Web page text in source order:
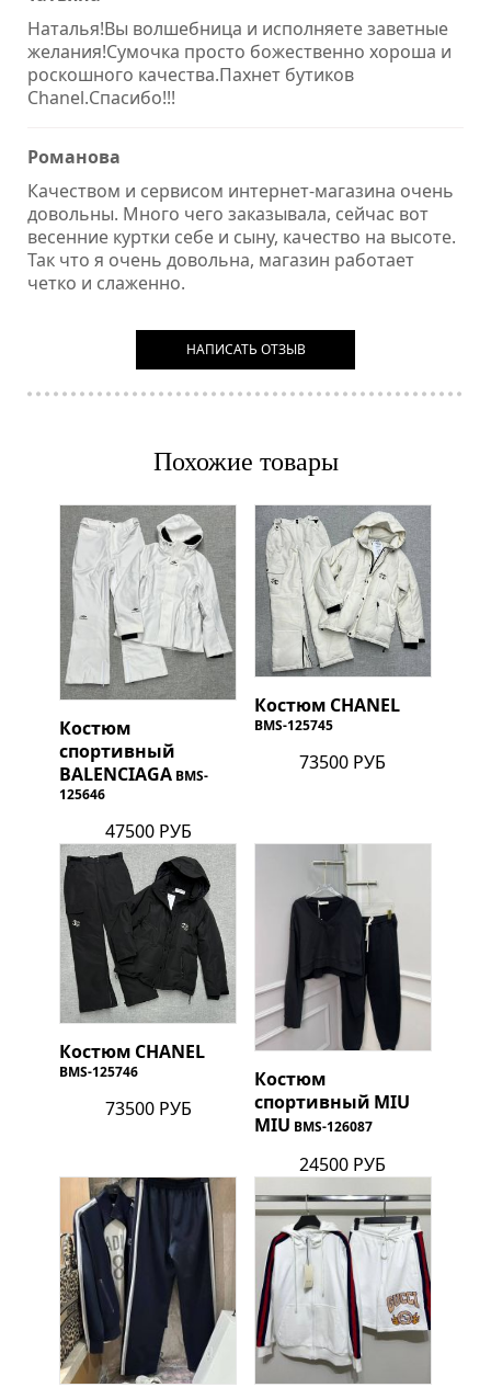
Наталья!Вы волшебница и исполняете заветные
желания!Сумочка просто божественно хороша и
роскошного качества.Пахнет бутиков
Chanel.Спасибо!!!
Романова
Качеством и сервисом интернет-магазина очень
довольны. Много чего заказывала, сейчас вот
весенние куртки себе и сыну, качество на высоте.
Так что я очень довольна, магазин работает
четко и слаженно.
НАПИСАТЬ ОТЗЫВ
Похожие товары
Костюм
спортивный
BALENCIAGA BMS-
125646
47500 РУБ
Костюм CHANEL
BMS-125745
73500 РУБ
Костюм CHANEL
BMS-125746
73500 РУБ
Костюм
спортивный MIU
MIU BMS-126087
24500 РУБ